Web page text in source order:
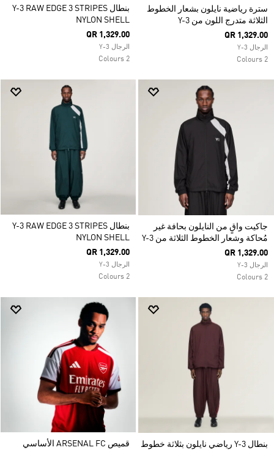
سترة رياضية نايلون بشعار الخطوط
الثلاثة متدرج اللون من Y-3
QR 1,329.00
الرجال Y-3
2 Colours
بنطال Y-3 RAW EDGE 3 STRIPES
NYLON SHELL
QR 1,329.00
الرجال Y-3
2 Colours
جاكيت واقٍ من النايلون بحافة غير
مُحاكة وشعار الخطوط الثلاثة من Y-3
QR 1,329.00
الرجال Y-3
2 Colours
بنطال Y-3 RAW EDGE 3 STRIPES
NYLON SHELL
QR 1,329.00
الرجال Y-3
2 Colours
بنطال Y-3 رياضي نايلون بثلاثة خطوط قميص ARSENAL FC الأساسي